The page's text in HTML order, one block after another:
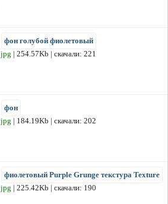
фон голубой фиолетовый
jpg | 254.57Kb | скачали: 221
фон
jpg | 184.19Kb | скачали: 202
фиолетовый Purple Grunge текстура Texture
jpg | 225.42Kb | скачали: 190